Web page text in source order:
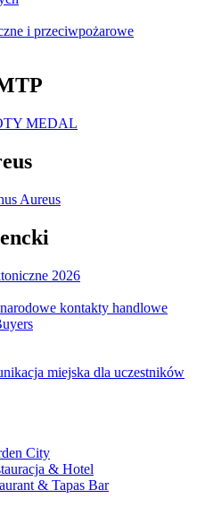
i przeciwpożarowe
MEDAL
Aureus
2026
kontakty handlowe
miejska dla uczestników
City
& Hotel
& Tapas Bar